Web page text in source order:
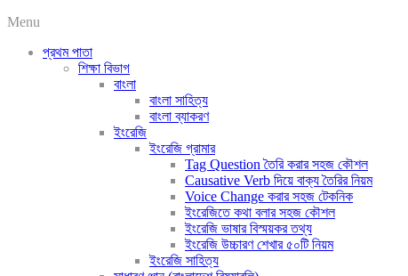
Menu
প্রথম পাতা
শিক্ষা বিভাগ
বাংলা
বাংলা সাহিত্য
বাংলা ব্যাকরণ
ইংরেজি
ইংরেজি গ্রামার
Tag Question তৈরি করার সহজ কৌশল
Causative Verb দিয়ে বাক্য তৈরির নিয়ম
Voice Change করার সহজ টেকনিক
ইংরেজিতে কথা বলার সহজ কৌশল
ইংরেজি ভাষার বিস্ময়কর তথ্য
ইংরেজি উচ্চারণ শেখার ৫০টি নিয়ম
ইংরেজি সাহিত্য